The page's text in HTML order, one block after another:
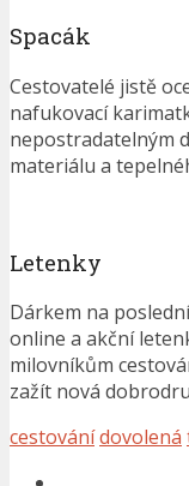
Spacák
Cestovatelé jistě
nafukovací
nepostradatelným
materiálu a
Letenky
Dárkem na
online a akční
milovníkům
zažít nová
cestovánídovolená